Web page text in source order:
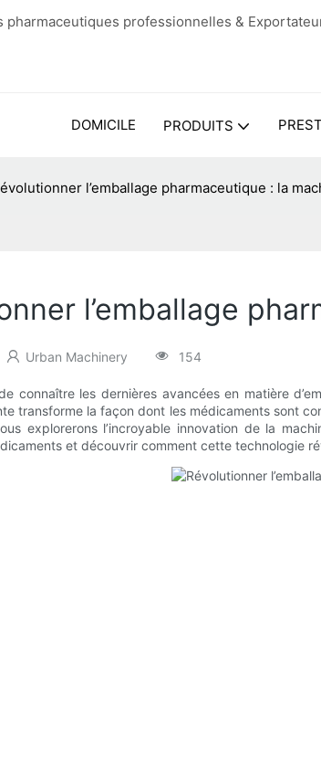
pharmaceutiques professionnelles &
DOMICILE PRODUITS
l’emballage pharmaceutique : la
l’emballage
Urban Machinery 154
connaître les dernières avancées en matière
transforme la façon dont les médicaments sont
explorerons l’incroyable innovation de la
et découvrir comment cette technologie